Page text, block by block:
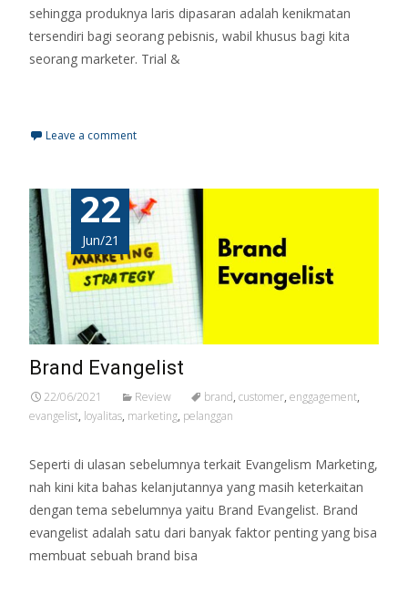
sehingga produknya laris dipasaran adalah kenikmatan
tersendiri bagi seorang pebisnis, wabil khusus bagi kita
seorang marketer. Trial &
Leave a comment
22
Jun/21
Brand Evangelist
22/06/2021 Review brand, customer, enggagement,
evangelist, loyalitas, marketing, pelanggan
Seperti di ulasan sebelumnya terkait Evangelism Marketing,
nah kini kita bahas kelanjutannya yang masih keterkaitan
dengan tema sebelumnya yaitu Brand Evangelist. Brand
evangelist adalah satu dari banyak faktor penting yang bisa
membuat sebuah brand bisa